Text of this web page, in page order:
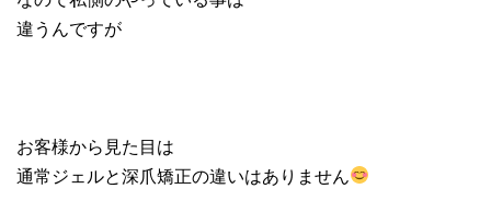
違うんですが
お客様から見た目は
通常ジェルと深爪矯正の違いはありません